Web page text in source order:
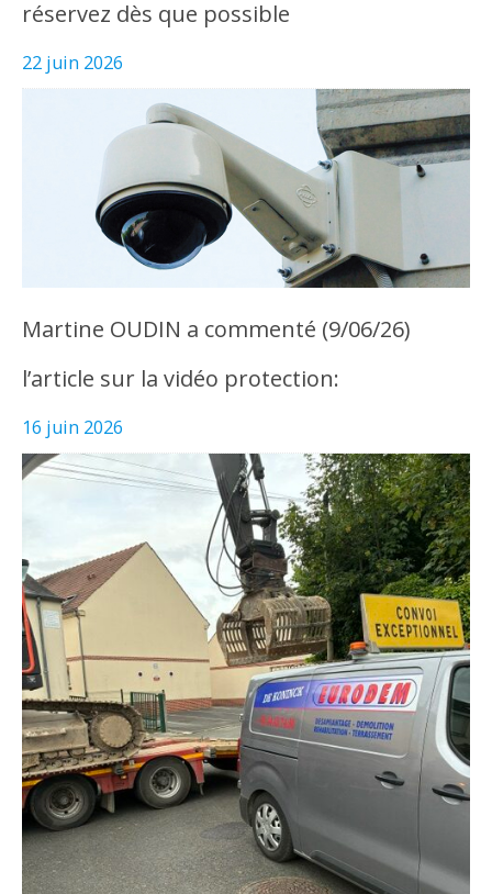
réservez dès que possible
22 juin 2026
Martine OUDIN a commenté (9/06/26)
l’article sur la vidéo protection:
16 juin 2026